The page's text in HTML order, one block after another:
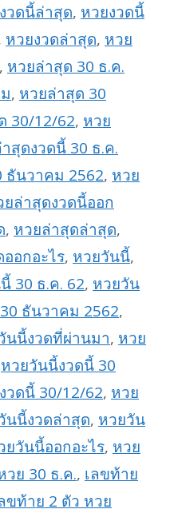
วดนี้ล่าสุด, หวยงวดนี้
หวยงวดล่าสุด, หวย
, หวยล่าสุด 30 ธ.ค.
, หวยล่าสุด 30
30/12/62, หวย
สุดงวดนี้ 30 ธ.ค.
ธันวาคม 2562, หวย
ยล่าสุดงวดนี้ออก
, หวยล่าสุดล่าสุด,
อกอะไร, หวยวันนี้,
30 ธ.ค. 62, หวยวัน
ธันวาคม 2562,
นนี้งวดที่ผ่านมา, หวย
หวยวันนี้งวดนี้ 30
วดนี้ 30/12/62, หวย
นนี้งวดล่าสุด, หวยวัน
ยวันนี้ออกอะไร, หวย
วย 30 ธ.ค., เลขท้าย
ขท้าย 2 ตัว หวย